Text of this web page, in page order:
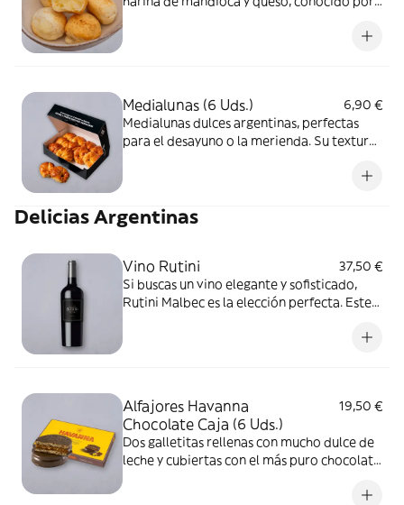
Perfecto para acompañar una taza de café
Medialunas (6 Uds.)
6,90 €
Medialunas dulces argentinas, perfectas
para el desayuno o la merienda. Su textura
Delicias Argentinas
Vino Rutini
37,50 €
Si buscas un vino elegante y sofisticado,
Rutini Malbec es la elección perfecta. Este
Alfajores Havanna
Chocolate Caja (6 Uds.)
19,50 €
Dos galletitas rellenas con mucho dulce de
leche y cubiertas con el más puro chocolate